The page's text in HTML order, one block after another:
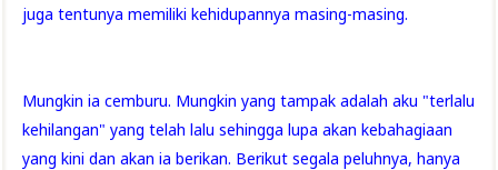
juga tentunya memiliki kehidupannya masing-masing.
Mungkin ia cemburu. Mungkin yang tampak adalah aku "terlalu
kehilangan" yang telah lalu sehingga lupa akan kebahagiaan
yang kini dan akan ia berikan. Berikut segala peluhnya, hanya